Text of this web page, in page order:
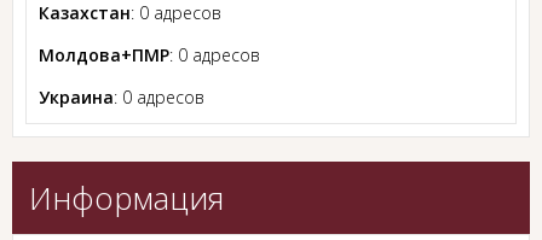
Казахстан: 0 адресов
Молдова+ПМР: 0 адресов
Украина: 0 адресов
Информация